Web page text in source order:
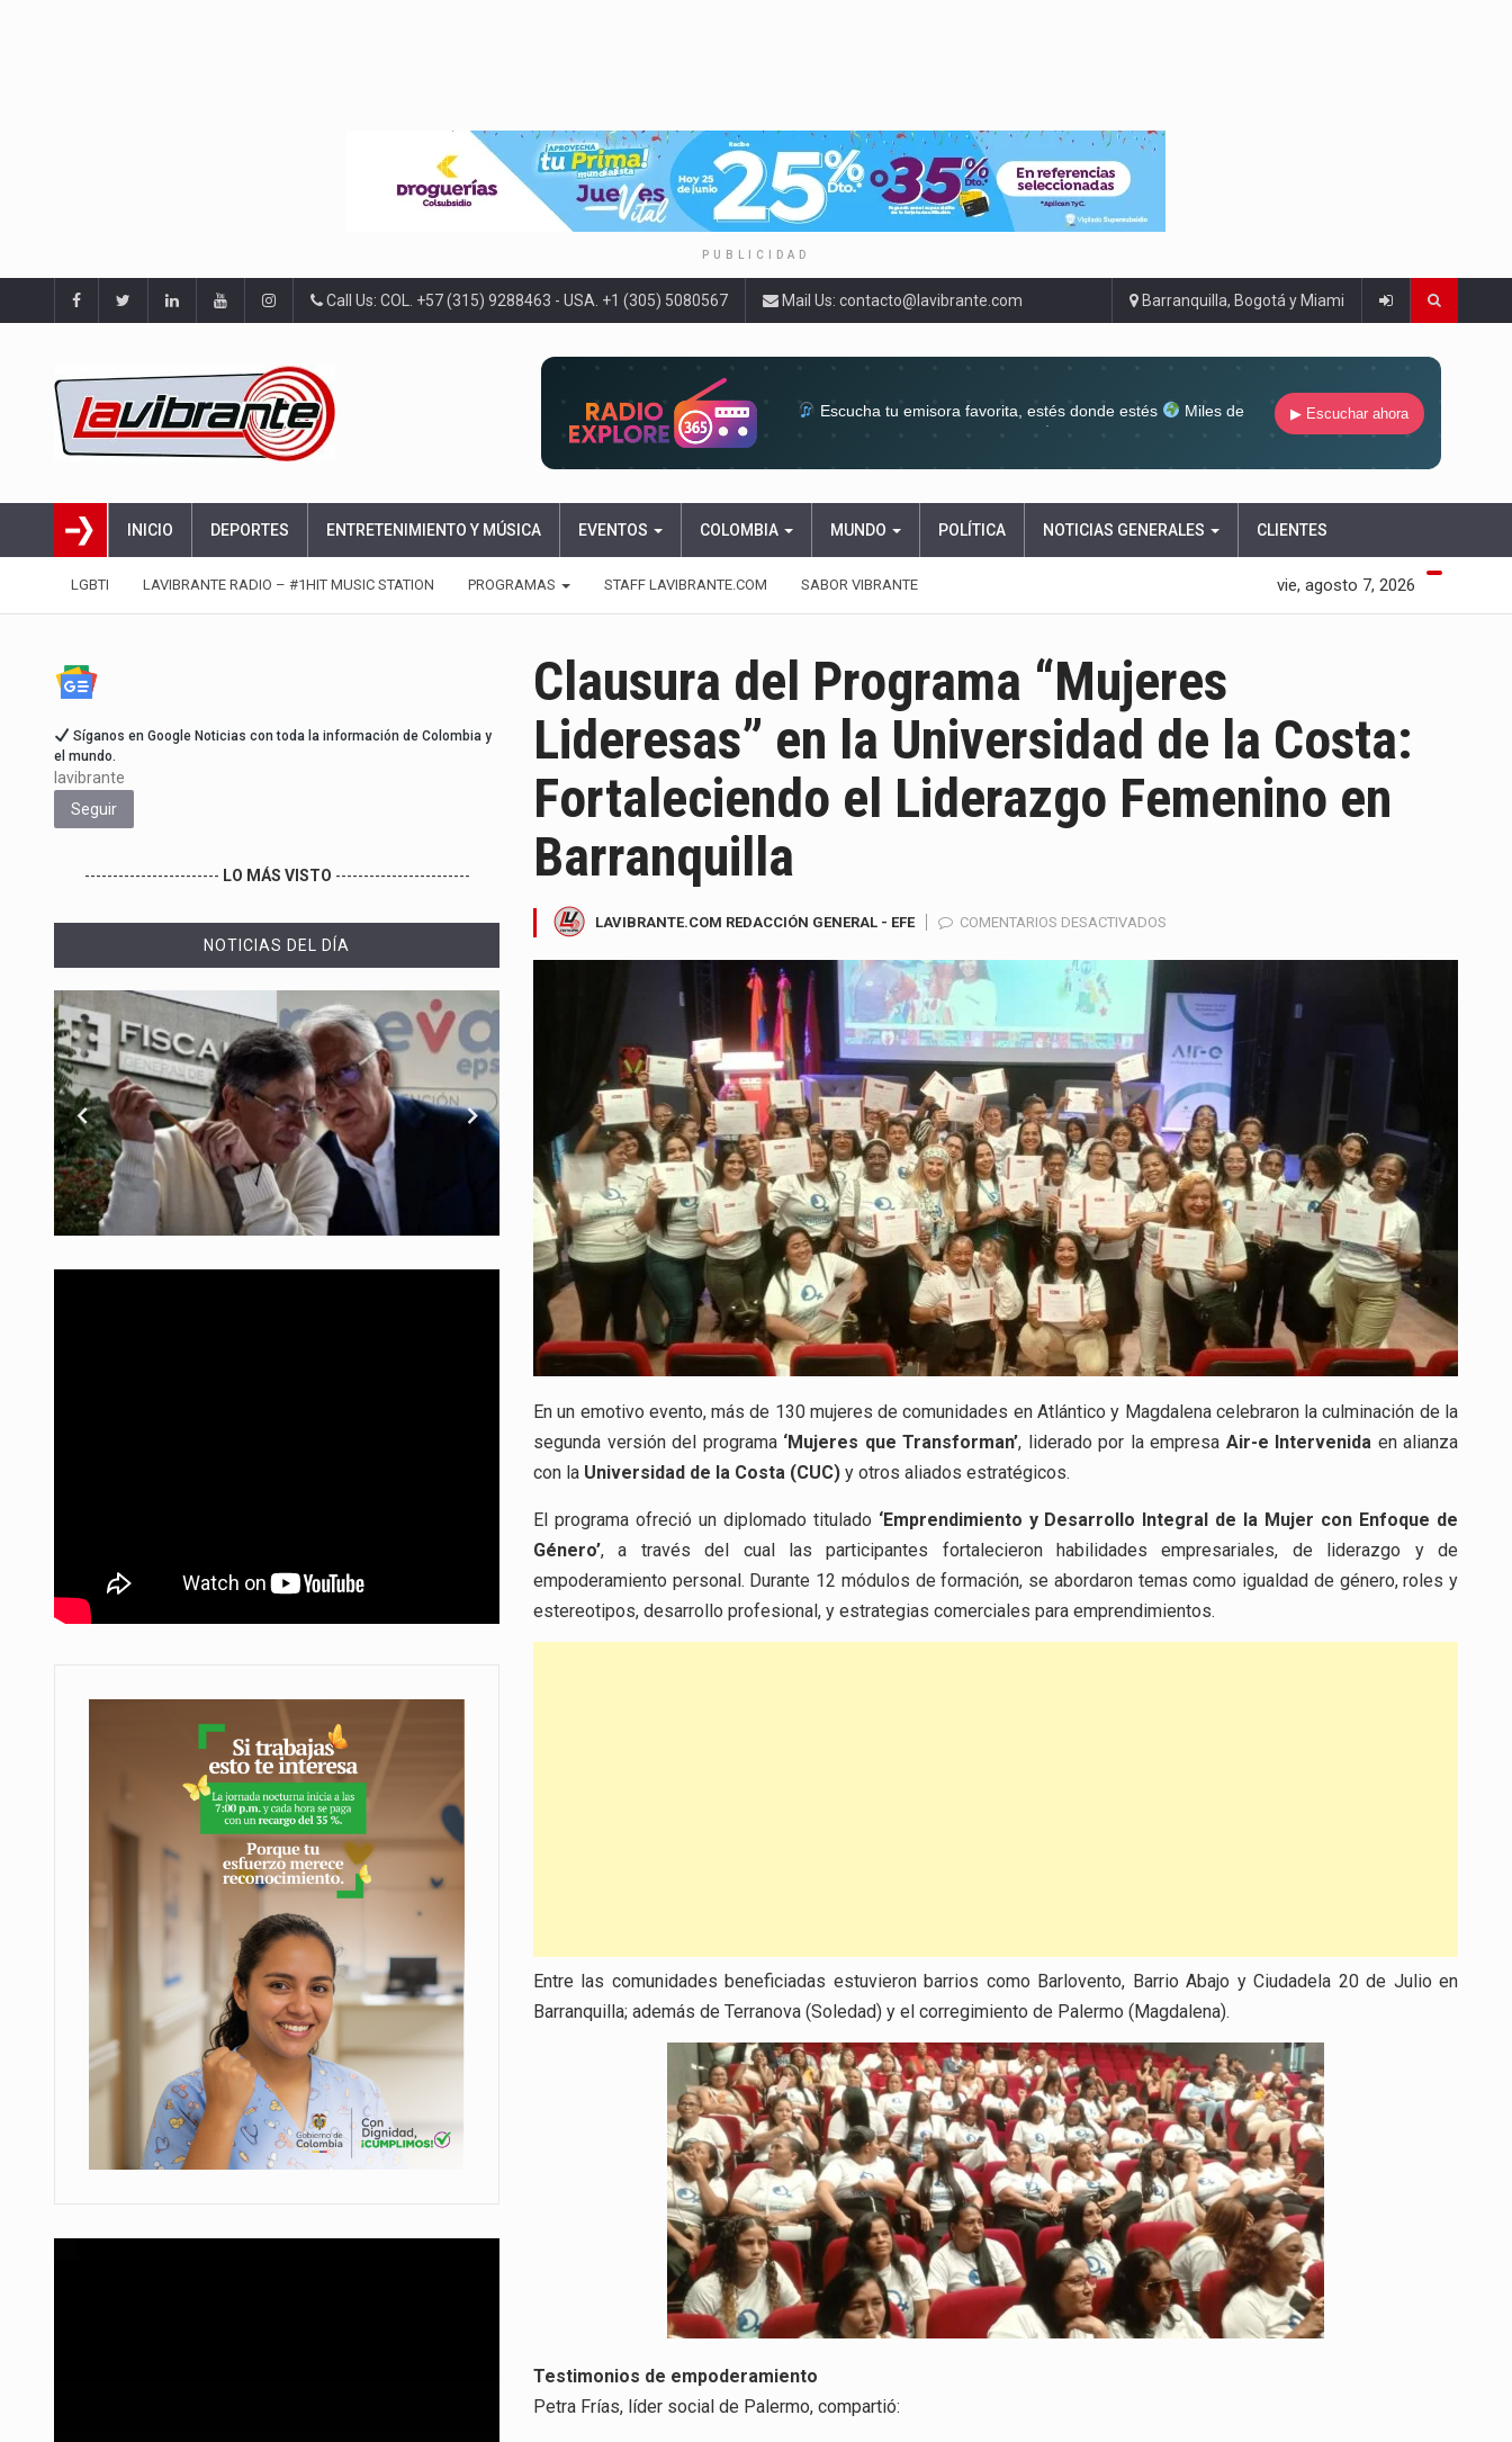
PUBLICIDAD
Call Us: COL. +57 (315) 9288463 - USA. +1 (305) 5080567 Mail Us: contacto@lavibrante.com Barranquilla, Bogotá y Miami
Escucha tu emisora favorita, estés donde estés
Miles de
▶ Escuchar ahora
INICIO DEPORTES ENTRETENIMIENTO Y MÚSICA EVENTOS COLOMBIA MUNDO POLÍTICA NOTICIAS GENERALES CLIENTES
LGBTI LAVIBRANTE RADIO – #1HIT MUSIC STATION PROGRAMAS STAFF LAVIBRANTE.COM SABOR VIBRANTE vie, agosto 7, 2026
Clausura del Programa “Mujeres
Lideresas” en la Universidad de la Costa:
Fortaleciendo el Liderazgo Femenino en
Barranquilla
LAVIBRANTE.COM REDACCIÓN GENERAL - EFE COMENTARIOS DESACTIVADOS
PROGRAMA
“MUJERES
LIDERESAS”
EN
LA
UNIVERSIDAD
DE
LA
COSTA:
FORTALECIENDO
EL
LIDERAZGO
FEMENINO
EN
BARRANQUILLA
En un emotivo evento, más de 130 mujeres de comunidades en Atlántico y Magdalena celebraron la culminación de la
segunda versión del programa ‘Mujeres que Transforman’, liderado por la empresa Air-e Intervenida en alianza
con la Universidad de la Costa (CUC) y otros aliados estratégicos.
El programa ofreció un diplomado titulado ‘Emprendimiento y Desarrollo Integral de la Mujer con Enfoque de
Género’, a través del cual las participantes fortalecieron habilidades empresariales, de liderazgo y de
empoderamiento personal. Durante 12 módulos de formación, se abordaron temas como igualdad de género, roles y
estereotipos, desarrollo profesional, y estrategias comerciales para emprendimientos.
Entre las comunidades beneficiadas estuvieron barrios como Barlovento, Barrio Abajo y Ciudadela 20 de Julio en
Barranquilla; además de Terranova (Soledad) y el corregimiento de Palermo (Magdalena).
Testimonios de empoderamiento
Petra Frías, líder social de Palermo, compartió:
Síganos en Google Noticias con toda la información de Colombia y
el mundo.
lavibrante
Seguir
------------------------ LO MÁS VISTO ------------------------
NOTICIAS DEL DÍA